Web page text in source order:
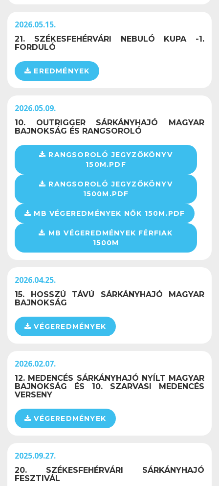
2026.05.15.
21. SZÉKESFEHÉRVÁRI NEBULÓ KUPA -1.
FORDULÓ
EREDMÉNYEK
2026.05.09.
10. OUTRIGGER SÁRKÁNYHAJÓ MAGYAR
BAJNOKSÁG ÉS RANGSOROLÓ
RANGSOROLÓ JEGYZŐKÖNYV
150M.PDF
RANGSOROLÓ JEGYZŐKÖNYV
1500M.PDF
MB VÉGEREDMÉNYEK NŐK 150M.PDF
MB VÉGEREDMÉNYEK FÉRFIAK
1500M
2026.04.25.
15. HOSSZÚ TÁVÚ SÁRKÁNYHAJÓ MAGYAR
BAJNOKSÁG
VÉGEREDMÉNYEK
2026.02.07.
12. MEDENCÉS SÁRKÁNYHAJÓ NYÍLT MAGYAR
BAJNOKSÁG ÉS 10. SZARVASI MEDENCÉS
VERSENY
VÉGEREDMÉNYEK
2025.09.27.
20. SZÉKESFEHÉRVÁRI SÁRKÁNYHAJÓ
FESZTIVÁL